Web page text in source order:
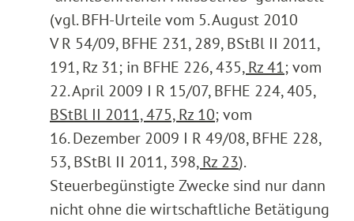
(vgl. BFH-Urteile vom 5. August 2010
V R 54/09, BFHE 231, 289, BStBl II 2011,
191, Rz 31; in BFHE 226, 435, Rz 41; vom
22. April 2009 I R 15/07, BFHE 224, 405,
BStBl II 2011, 475, Rz 10; vom
16. Dezember 2009 I R 49/08, BFHE 228,
53, BStBl II 2011, 398, Rz 23).
Steuerbegünstigte Zwecke sind nur dann
nicht ohne die wirtschaftliche Betätigung